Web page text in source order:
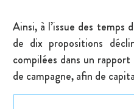
Ainsi, à l’issue des temps
de dix propositions
compilées dans un
de campagne, afin de